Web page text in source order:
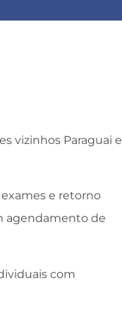
vizinhos Paraguai e
e retorno
agendamento de
com